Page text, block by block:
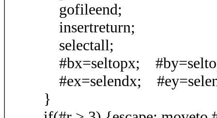
gofileend;
insertreturn;
selectall;
#bx=seltopx;
#ex=selendx;
}